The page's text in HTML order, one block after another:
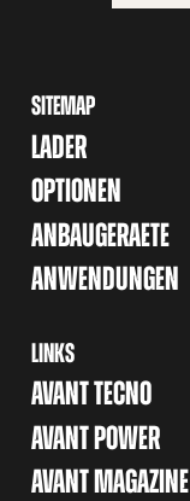
SITEMAP
LADER
OPTIONEN
ANBAUGERAETE
ANWENDUNGEN
LINKS
AVANT TECNO
AVANT POWER
AVANT MAGAZINE